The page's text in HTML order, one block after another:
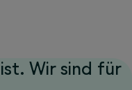
Wir sind für